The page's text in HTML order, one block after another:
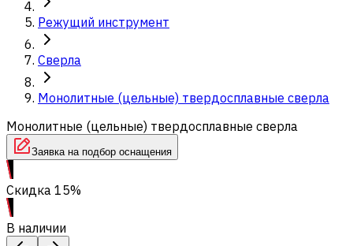
Режущий инструмент
Сверла
Монолитные (цельные) твердосплавные сверла
Монолитные (цельные) твердосплавные сверла
Заявка на подбор оснащения
Скидка 15%
В наличии